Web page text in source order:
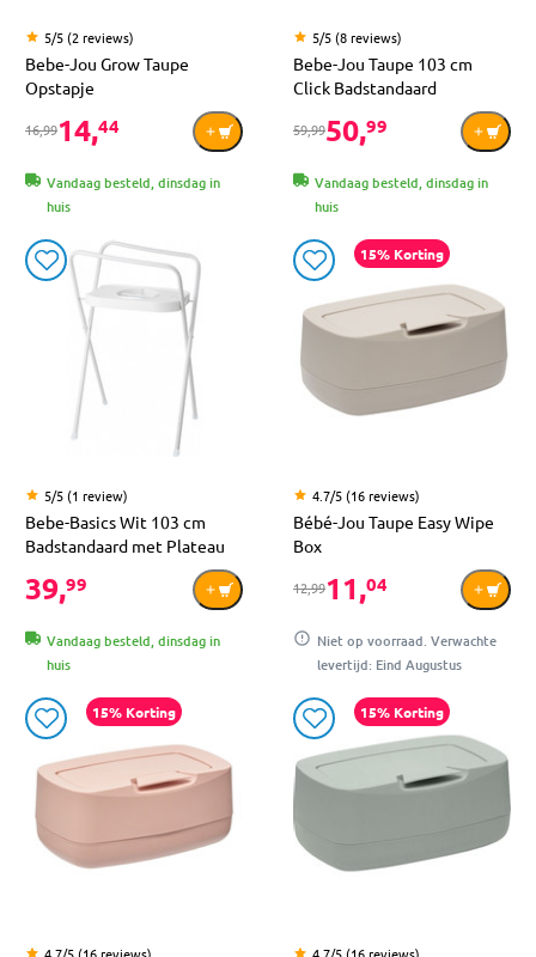
5/5 (2 reviews)
Bebe-Jou Grow Taupe
Opstapje
16,9914,44
Vandaag besteld, dinsdag in
huis
5/5 (8 reviews)
Bebe-Jou Taupe 103 cm
Click Badstandaard
59,9950,99
Vandaag besteld, dinsdag in
huis
5/5 (1 review)
Bebe-Basics Wit 103 cm
Badstandaard met Plateau
39,99
Vandaag besteld, dinsdag in
huis
15% Korting
4.7/5 (16 reviews)
Bébé-Jou Taupe Easy Wipe
Box
12,9911,04
Niet op voorraad. Verwachte
levertijd: Eind Augustus
15% Korting
4.7/5 (16 reviews)
15% Korting
4.7/5 (16 reviews)